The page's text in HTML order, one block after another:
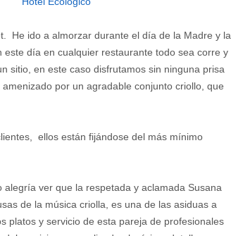
He ido a almorzar durante el día de la Madre y la
día en cualquier restaurante todo sea corre y
sitio, en este caso disfrutamos sin ninguna prisa
por un agradable conjunto criollo, que
ellos están fijándose del más mínimo
alegría ver que la respetada y aclamada Susana
de la música criolla, es una de las asiduas a
platos y servicio de esta pareja de profesionales